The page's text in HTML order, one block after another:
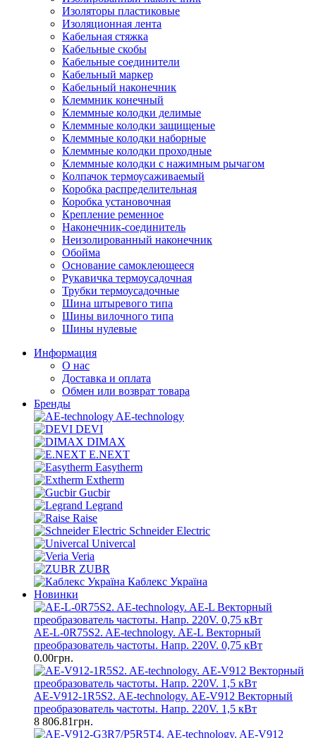
Изоляторы пластиковые
Изоляционная лента
Кабельная стяжка
Кабельные скобы
Кабельные соединители
Кабельный маркер
Кабельный наконечник
Клеммник конечный
Клеммные колодки делимые
Клеммные колодки защищеные
Клеммные колодки наборные
Клеммные колодки проходные
Клеммные колодки с нажимным рычагом
Колпачок термоусаживаемый
Коробка распределительная
Коробка установочная
Крепление ременное
Наконечник-соединитель
Неизолированный наконечник
Обойма
Основание самоклеющееся
Рукавичка термоусадочная
Трубки термоусадочные
Шина штыревого типа
Шины вилочного типа
Шины нулевые
Информация
О нас
Доставка и оплата
Обмен или возврат товара
Бренды
AE-technology
DEVI
DIMAX
E.NEXT
Easytherm
Extherm
Gucbir
Legrand
Raise
Schneider Electric
Univercal
Veria
ZUBR
Каблекс Україна
Новинки
AE-L-0R75S2. AE-technology. AE-L Векторный
преобразователь частоты. Напр. 220V. 0,75 кВт
0.00грн.
AE-V912-1R5S2. AE-technology. AE-V912 Векторный
преобразователь частоты. Напр. 220V. 1,5 кВт
8 806.81грн.